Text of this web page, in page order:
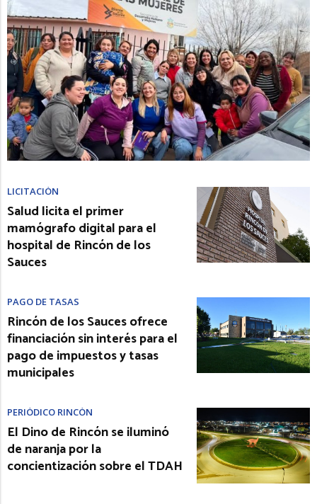
LICITACIÓN
Salud licita el primer
mamógrafo digital para el
hospital de Rincón de los
Sauces
PAGO DE TASAS
Rincón de los Sauces ofrece
financiación sin interés para el
pago de impuestos y tasas
municipales
PERIÓDICO RINCÓN
El Dino de Rincón se iluminó
de naranja por la
concientización sobre el TDAH